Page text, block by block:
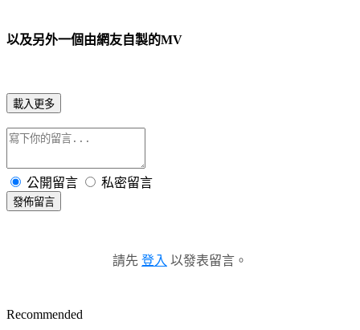
以及另外一個由網友自製的MV
載入更多
公開留言 私密留言
發佈留言
請先 登入 以發表留言。
Recommended